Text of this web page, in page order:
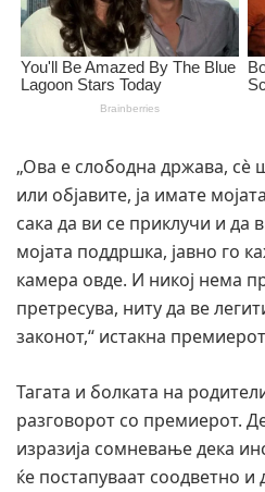
„Ова е слободна држава, сè
или објавите, ја имате
сака да ви се приклучи и да
мојата поддршка, јавно го
камера овде. И никој нема
претресува, ниту да ве
законот,“ истакна
Тагата и болката на
разговорот со премиерот.
изразија сомневање дека
ќе постапуваат соодветно и